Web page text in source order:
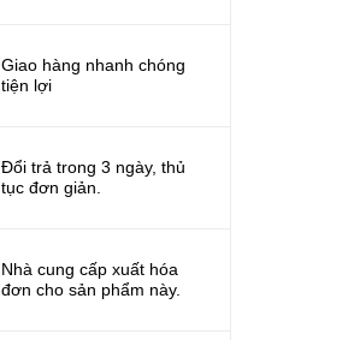
Giao hàng nhanh chóng
tiện lợi
Đổi trả trong 3 ngày, thủ
tục đơn giản.
Nhà cung cấp xuất hóa
đơn cho sản phẩm này.